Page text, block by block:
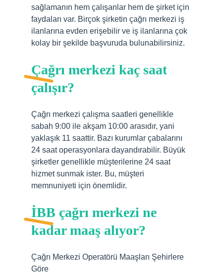
sağlamanın hem çalışanlar hem de şirket için
faydaları var. Birçok şirketin çağrı merkezi iş
ilanlarına evden erişebilir ve iş ilanlarına çok
kolay bir şekilde başvuruda bulunabilirsiniz.
Çağrı merkezi kaç saat
çalışır?
Çağrı merkezi çalışma saatleri genellikle
sabah 9:00 ile akşam 10:00 arasıdır, yani
yaklaşık 11 saattir. Bazı kurumlar çabalarını
24 saat operasyonlara dayandırabilir. Büyük
şirketler genellikle müşterilerine 24 saat
hizmet sunmak ister. Bu, müşteri
memnuniyeti için önemlidir.
İBB çağrı merkezi ne
kadar maaş alıyor?
Çağrı Merkezi Operatörü Maaşları Şehirlere
Göre